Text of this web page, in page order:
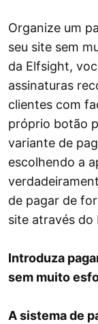
Organize um
seu site sem
da Elfsight,
assinaturas
clientes com
próprio botão
variante de
escolhendo a
de pagar de
site através do
Introduza
sem muito
A sistema de